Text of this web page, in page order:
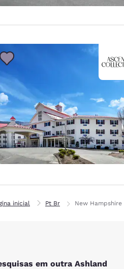
inicial Pt Br New Hampshire
em outra Ashland